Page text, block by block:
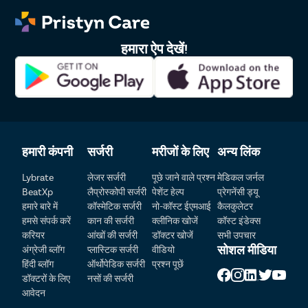
Registration Number
1 Dr. Richa Mina HN 22265 4.8
3
Dr Jas Simran
Singh Bhatia
56272
4 Dr. Purodha Prasad 10038
5 Dr. Abhishek Mittal 79793 4.5
हमारा ऐप देखें!
हमारी कंपनी
Lybrate
BeatXp
हमारे बारे में
हमसे संपर्क करें
करियर
अंग्रेजी ब्लॉग
हिंदी ब्लॉग
डॉक्टरों के लिए
आवेदन
सर्जरी
लेजर सर्जरी
लैप्रोस्कोपी सर्जरी
कॉस्मेटिक सर्जरी
कान की सर्जरी
आंखों की सर्जरी
प्लास्टिक सर्जरी
ऑर्थोपेडिक सर्जरी
नसों की सर्जरी
मरीजों के लिए
पूछे जाने वाले प्रश्न
पेशेंट हेल्प
नो-कॉस्ट ईएमआई
क्लीनिक खोजें
डॉक्टर खोजें
वीडियो
प्रश्न पूछें
अन्य लिंक
मेडिकल जर्नल
प्रेगनेंसी ड्यू
कैलकुलेटर
कॉस्ट इंडेक्स
सभी उपचार
सोशल मीडिया
Patient Detail
नाम लिखें
मोबाइल नंबर दर्ज करें
शहर चुनें
OTP
₹
Total Payable